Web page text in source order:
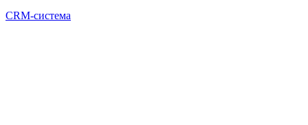
CRM-система